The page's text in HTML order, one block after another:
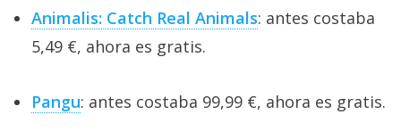
Animalis: Catch Real Animals: antes costaba
5,49 €, ahora es gratis.
Pangu: antes costaba 99,99 €, ahora es gratis.